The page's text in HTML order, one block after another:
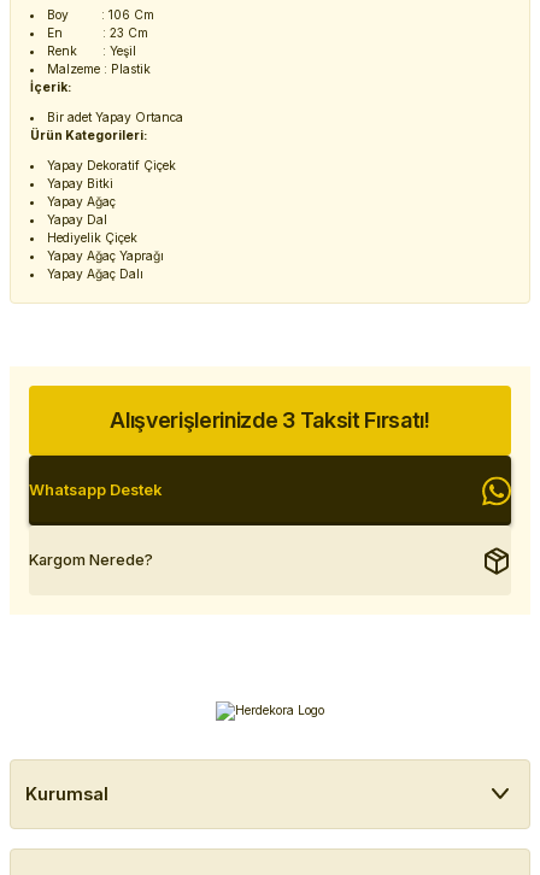
Boy : 106 Cm
En : 23 Cm
Renk : Yeşil
Malzeme : Plastik
İçerik:
Bir adet Yapay Ortanca
Ürün Kategorileri:
Yapay Dekoratif Çiçek
Yapay Bitki
Yapay Ağaç
Yapay Dal
Hediyelik Çiçek
Yapay Ağaç Yaprağı
Yapay Ağaç Dalı
Alışverişlerinizde 3 Taksit Fırsatı!
Whatsapp Destek
Kargom Nerede?
Kurumsal